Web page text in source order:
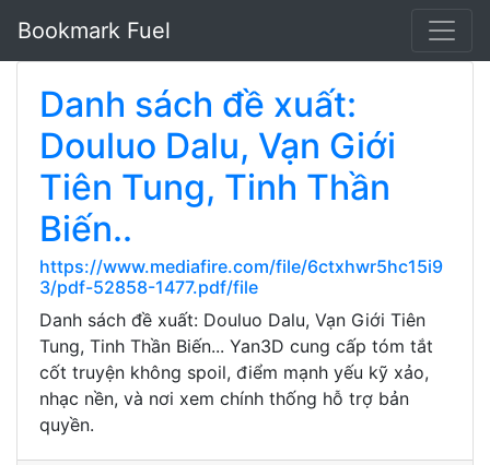
Bookmark Fuel
Danh sách đề xuất:
Douluo Dalu, Vạn Giới
Tiên Tung, Tinh Thần
Biến..
https://www.mediafire.com/file/6ctxhwr5hc15i9
3/pdf-52858-1477.pdf/file
Danh sách đề xuất: Douluo Dalu, Vạn Giới Tiên
Tung, Tinh Thần Biến... Yan3D cung cấp tóm tắt
cốt truyện không spoil, điểm mạnh yếu kỹ xảo,
nhạc nền, và nơi xem chính thống hỗ trợ bản
quyền.